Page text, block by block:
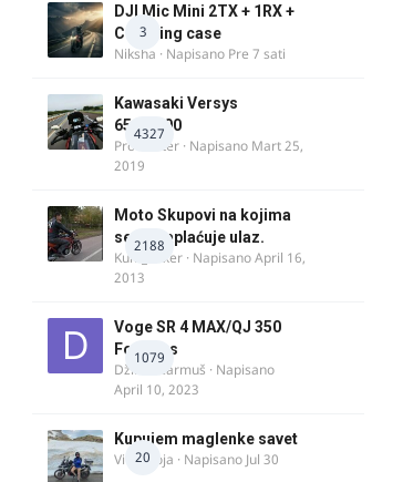
3
DJI Mic Mini 2TX + 1RX +
Charging case
Niksha · Napisano Pre 7 sati
4327
Kawasaki Versys
650/1000
ProMaster · Napisano Mart 25,
2019
2188
Moto Skupovi na kojima
se ne naplaćuje ulaz.
Kum_Mixer · NapisanoApril 16,
2013
1079
Voge SR 4 MAX/QJ 350
Fortress
Džim Džarmuš · Napisano
April 10, 2023
20
Kupujem maglenke savet
Vitez Koja · Napisano Jul 30